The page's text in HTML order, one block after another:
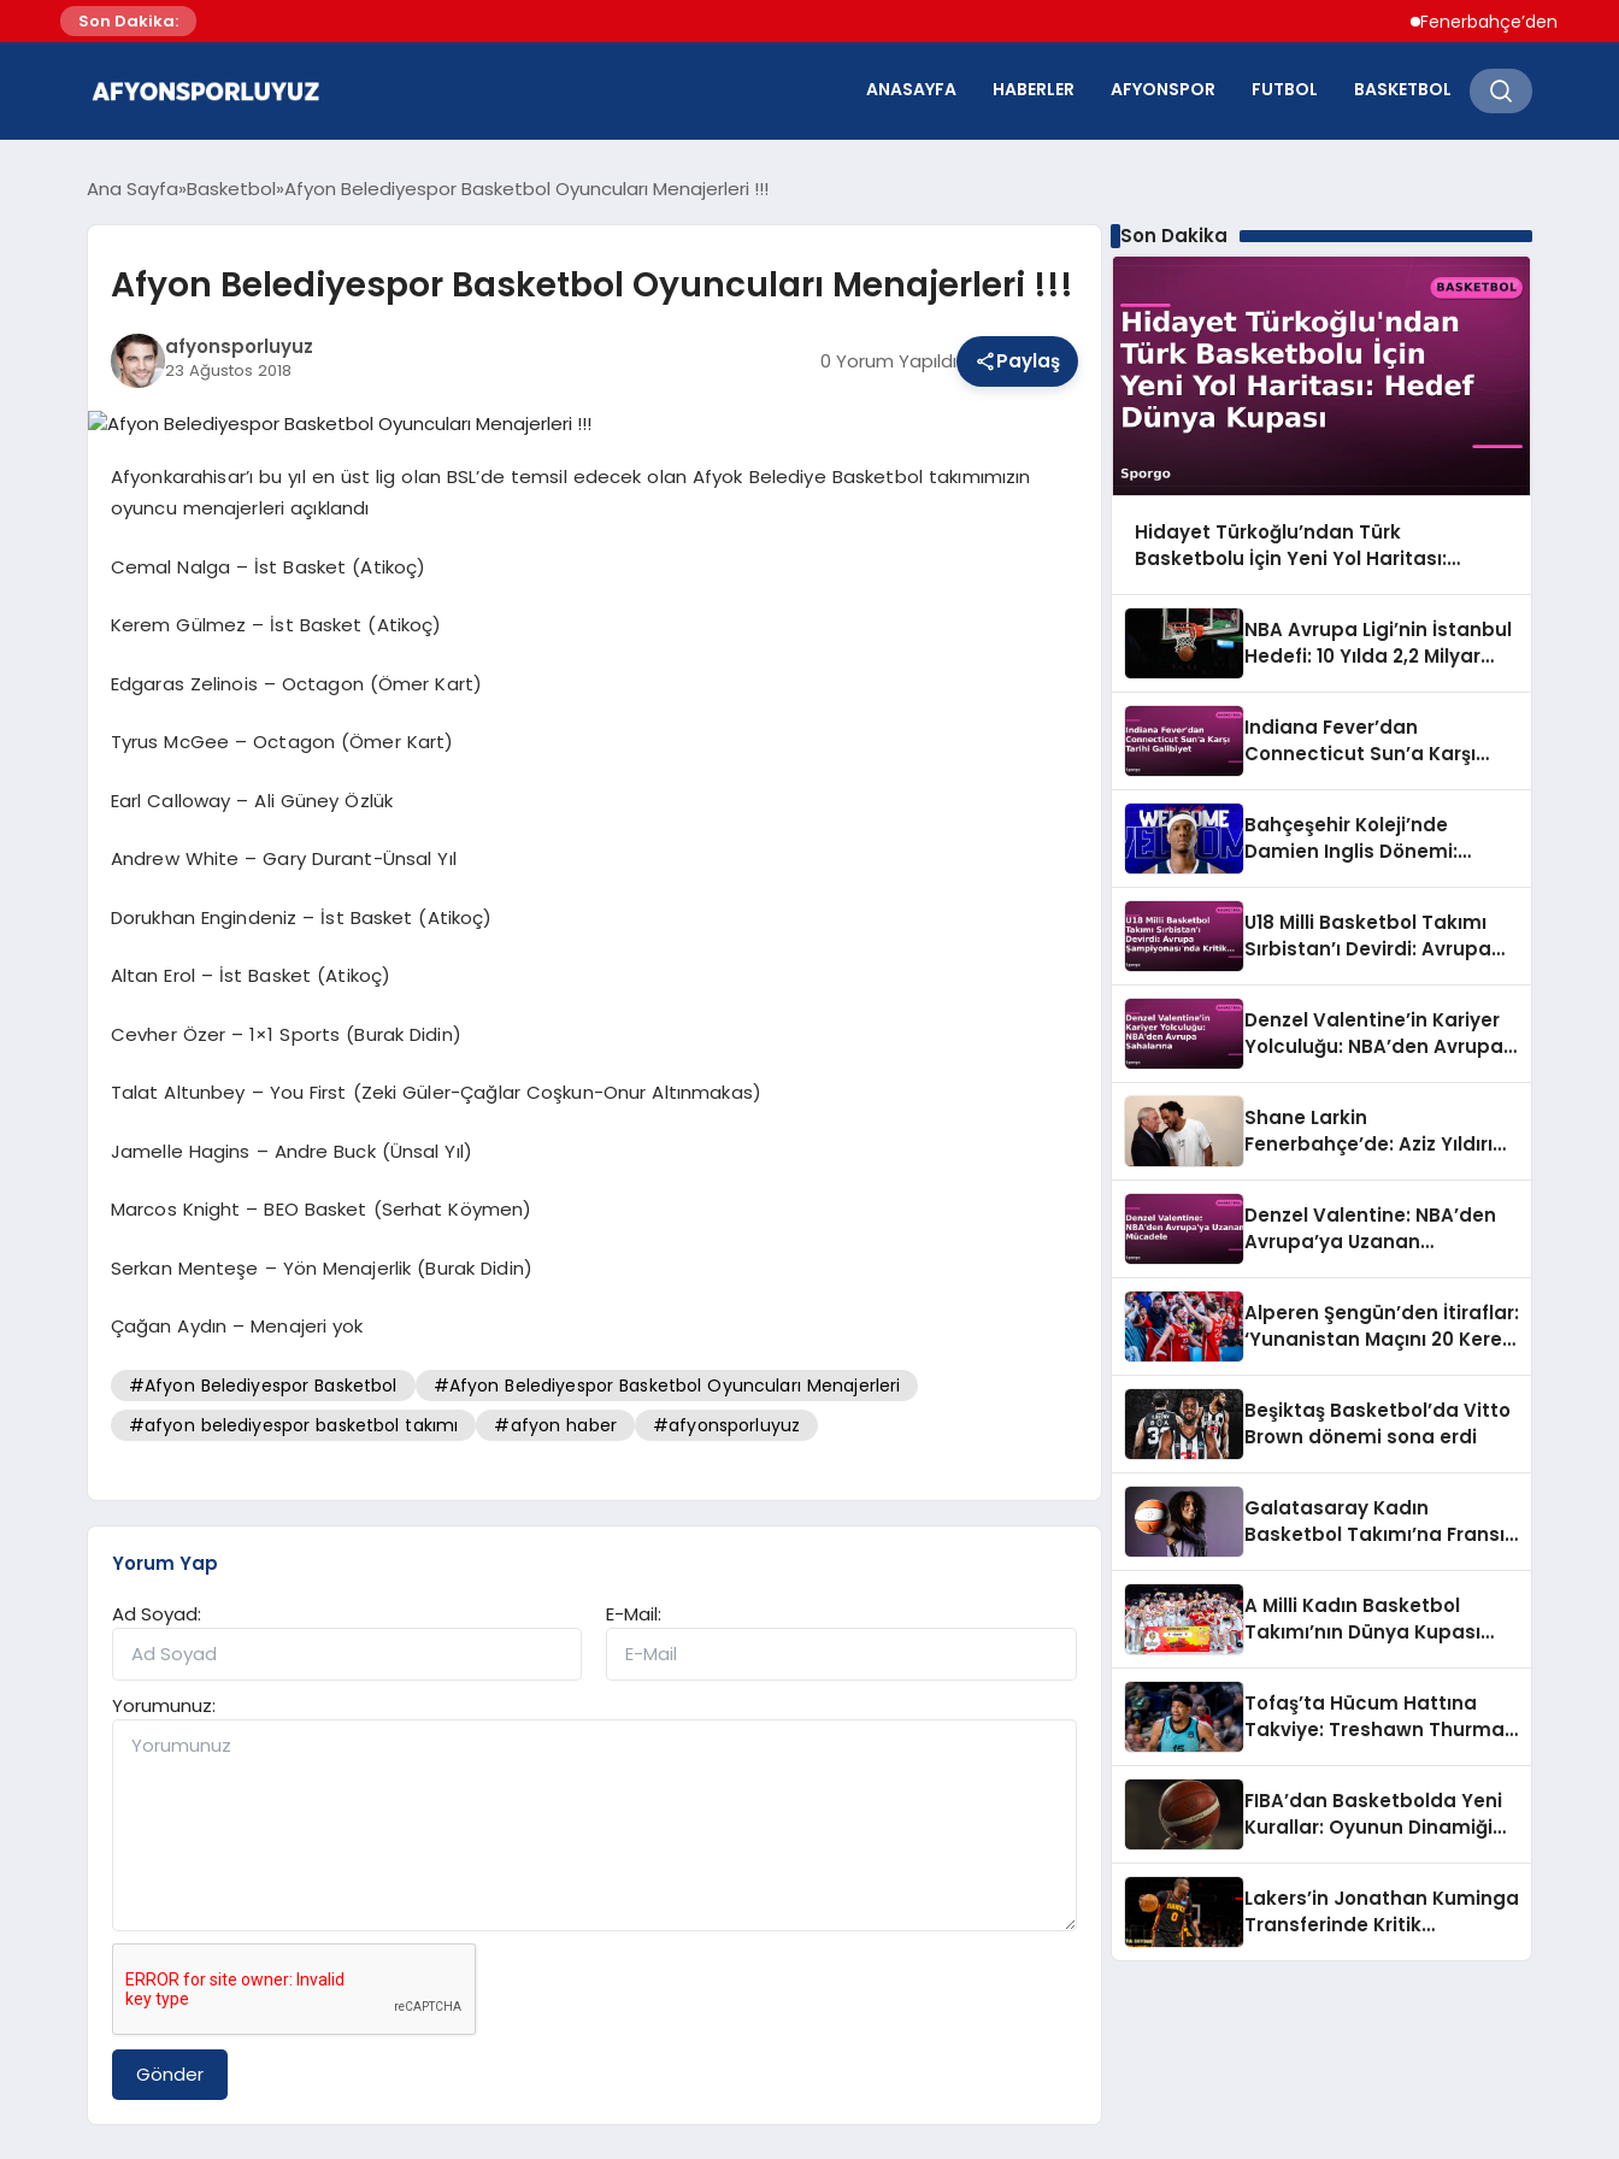
Son Dakika: Fenerbahçe’den Hakan
ANASAYFA HABERLER AFYONSPOR FUTBOL BASKETBOL
Ana Sayfa Basketbol Afyon Belediyespor Basketbol Oyuncuları Menajerleri !!!
Afyon Belediyespor Basketbol Oyuncuları Menajerleri !!!
afyonsporluyuz
23 Ağustos 2018 0 Yorum Yapıldı Paylaş
Afyonkarahisar’ı bu yıl en üst lig olan BSL’de temsil edecek olan Afyok Belediye Basketbol takımımızın
oyuncu menajerleri açıklandı
Cemal Nalga – İst Basket (Atikoç)
Kerem Gülmez – İst Basket (Atikoç)
Edgaras Zelinois – Octagon (Ömer Kart)
Tyrus McGee – Octagon (Ömer Kart)
Earl Calloway – Ali Güney Özlük
Andrew White – Gary Durant-Ünsal Yıl
Dorukhan Engindeniz – İst Basket (Atikoç)
Altan Erol – İst Basket (Atikoç)
Cevher Özer – 1×1 Sports (Burak Didin)
Talat Altunbey – You First (Zeki Güler-Çağlar Coşkun-Onur Altınmakas)
Jamelle Hagins – Andre Buck (Ünsal Yıl)
Marcos Knight – BEO Basket (Serhat Köymen)
Serkan Menteşe – Yön Menajerlik (Burak Didin)
Çağan Aydın – Menajeri yok
#Afyon Belediyespor Basketbol
#Afyon Belediyespor Basketbol Oyuncuları Menajerleri
#afyon belediyespor basketbol takımı
#afyon haber #afyonsporluyuz
Yorum Yap
Ad Soyad:
E-Mail:
Yorumunuz:
Gönder
Son Dakika
Hidayet Türkoğlu’ndan Türk
Basketbolu İçin Yeni Yol Haritası:
NBA Avrupa Ligi’nin İstanbul
Hedefi: 10 Yılda 2,2 Milyar
Indiana Fever’dan
Connecticut Sun’a Karşı
Bahçeşehir Koleji’nde
Damien Inglis Dönemi:
U18 Milli Basketbol Takımı
Sırbistan’ı Devirdi: Avrupa
Denzel Valentine’in Kariyer
Yolculuğu: NBA’den Avrupa
Shane Larkin
Fenerbahçe’de: Aziz Yıldırım
Denzel Valentine: NBA’den
Avrupa’ya Uzanan
Alperen Şengün’den İtiraflar:
‘Yunanistan Maçını 20 Kere
Beşiktaş Basketbol’da Vitto
Brown dönemi sona erdi
Galatasaray Kadın
Basketbol Takımı’na Fransız
A Milli Kadın Basketbol
Takımı’nın Dünya Kupası
Tofaş’ta Hücum Hattına
Takviye: Treshawn Thurman
FIBA’dan Basketbolda Yeni
Kurallar: Oyunun Dinamiği
Lakers’in Jonathan Kuminga
Transferinde Kritik